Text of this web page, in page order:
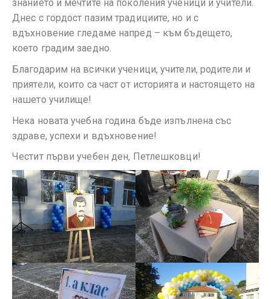
знанието и мечтите на поколения ученици и учители.
Днес с гордост пазим традициите, но и с
вдъхновение гледаме напред – към бъдещето,
което градим заедно.
Благодарим на всички ученици, учители, родители и
приятели, които са част от историята и настоящето на
нашето училище!
Нека новата учебна година бъде изпълнена със
здраве, успехи и вдъхновение!
Честит първи учебен ден, Петлешковци!